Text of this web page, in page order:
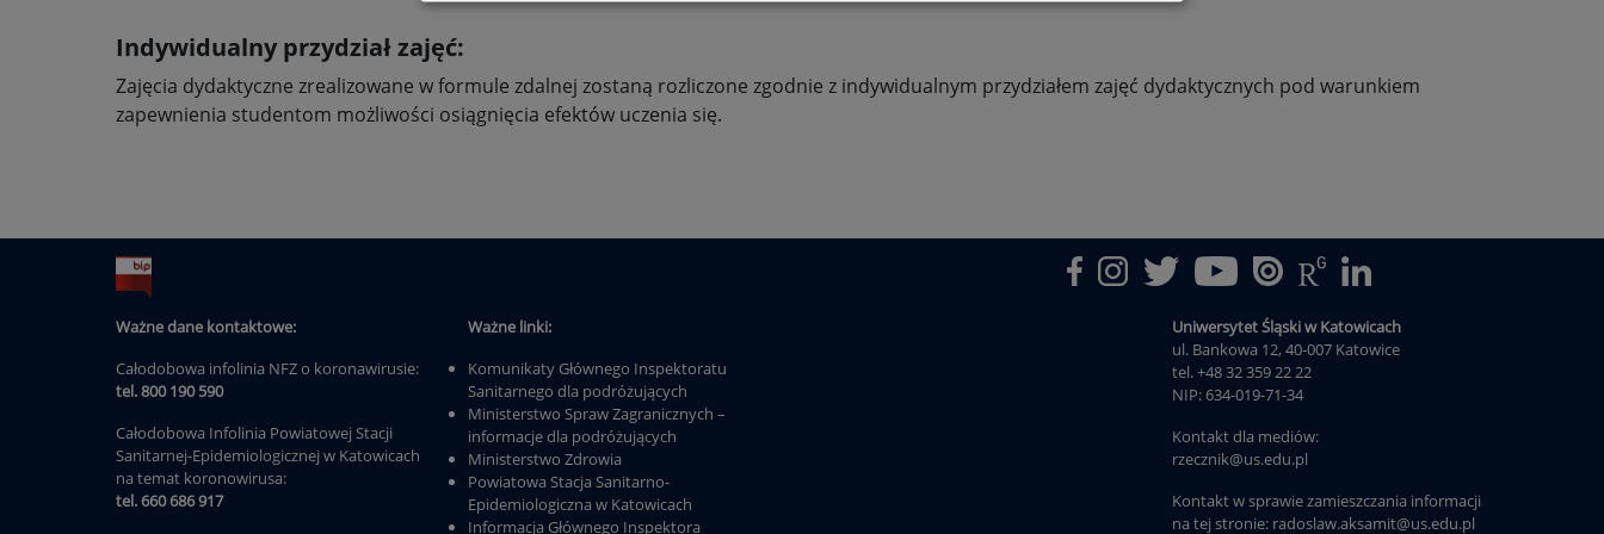
Indywidualny przydział zajęć:
Zajęcia dydaktyczne zrealizowane w formule zdalnej zostaną rozliczone zgodnie z indywidualnym przydziałem zajęć dydaktycznych pod warunkiem
zapewnienia studentom możliwości osiągnięcia efektów uczenia się.
Ważne dane kontaktowe:
Całodobowa infolinia NFZ o koronawirusie:
tel. 800 190 590
Całodobowa Infolinia Powiatowej Stacji
Sanitarnej-Epidemiologicznej w Katowicach
na temat koronowirusa:
tel. 660 686 917
Ważne linki:
Komunikaty Głównego Inspektoratu
Sanitarnego dla podróżujących
Ministerstwo Spraw Zagranicznych –
informacje dla podróżujących
Ministerstwo Zdrowia
Powiatowa Stacja Sanitarno-
Epidemiologiczna w Katowicach
Informacja Głównego Inspektora
Uniwersytet Śląski w Katowicach
ul. Bankowa 12, 40-007 Katowice
tel. +48 32 359 22 22
NIP: 634-019-71-34
Kontakt dla mediów:
rzecznik@us.edu.pl
Kontakt w sprawie zamieszczania informacji
na tej stronie: radoslaw.aksamit@us.edu.pl